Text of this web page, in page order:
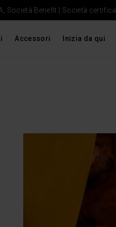
Società Benefit | Società
Accessori Inizia da qui